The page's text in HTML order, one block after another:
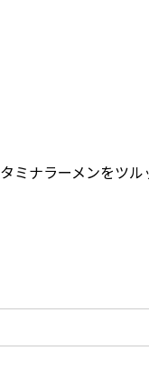
ミナラーメンをツル